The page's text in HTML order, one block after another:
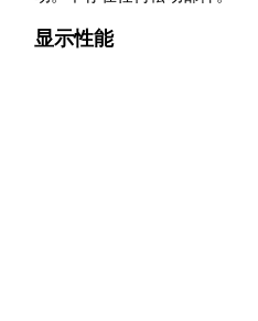
显示性能